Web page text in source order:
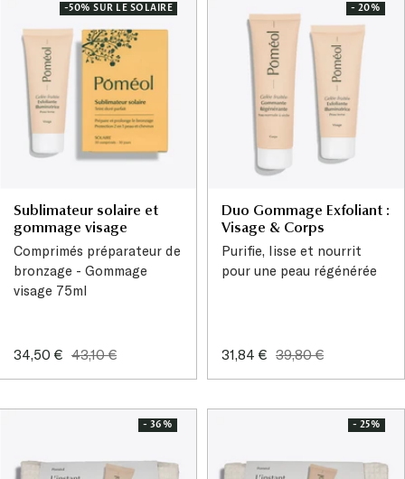
-50% SUR LE SOLAIRE
Sublimateur solaire et
gommage visage
Comprimés préparateur de
bronzage - Gommage
visage 75ml
Prix
34,50 € Prix
43,10 €
- 20%
Duo Gommage Exfoliant :
Visage & Corps
Purifie, lisse et nourrit
pour une peau régénérée
Prix
31,84 € Prix
39,80 €
- 36% - 25%